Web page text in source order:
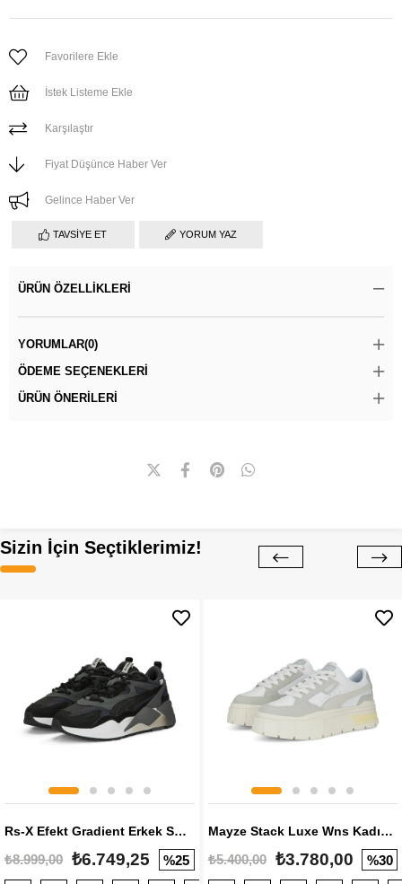
Favorilere Ekle
İstek Listeme Ekle
Karşılaştır
Fiyat Düşünce Haber Ver
Gelince Haber Ver
TAVSIYE ET YORUM YAZ
ÜRÜN ÖZELLIKLERI
YORUMLAR(0)
ÖDEME SEÇENEKLERI
ÜRÜN ÖNERILERI
Sizin İçin Seçtiklerimiz!
Rs-X Efekt Gradient Erkek Sneaker
₺8.999,00 ₺6.749,25 %25
Mayze Stack Luxe Wns Kadın Sneaker
₺5.400,00 ₺3.780,00 %30